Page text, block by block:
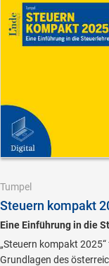
Tumpel
Steuern kompakt
Eine Einführung in die
„Steuern kompakt
Grundlagen des